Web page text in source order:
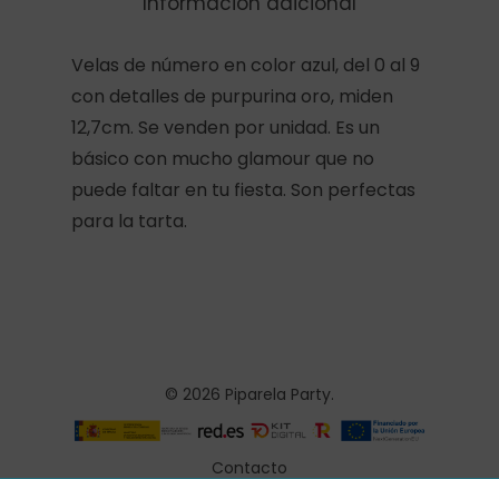
Velas de número en color azul, del 0 al 9
con detalles de purpurina oro, miden
12,7cm. Se venden por unidad. Es un
básico con mucho glamour que no
puede faltar en tu fiesta. Son perfectas
para la tarta.
© 2026 Piparela Party.
Contacto